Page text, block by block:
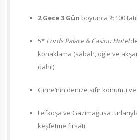
2 Gece 3 Gün boyunca %100
5* Lords Palace & Casino Hotel’de
konaklama (sabah, öğle ve
dahil)
Girne’nin denize sıfır konumu
Lefkoşa ve Gazimağusa turlarıyla
keşfetme fırsatı